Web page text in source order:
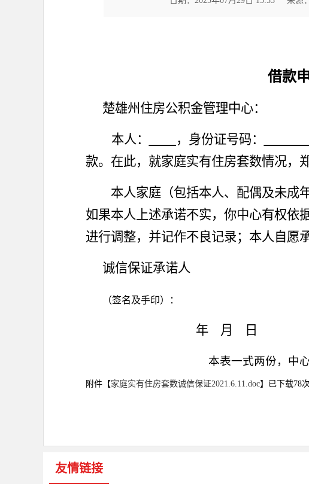
借款
楚雄州住房公积金管理中心：
本人： ，身份证号码：
款。在此，就家庭实有住房套数情况，
本人家庭（包括本人、配偶及未成
如果本人上述承诺不实， 你中心有权依
进行调整，并记作不良记录；本人自愿
诚信保证承诺人
（签名及手印）：
年 月 日
本表一式两份，中
附件【家庭实有住房套数诚信保证2021.6.11.doc】已下载78次
友情链接